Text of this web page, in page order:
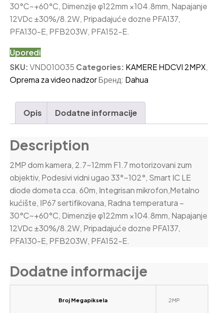
30°C~+60°C, Dimenzije φ122mm ×104.8mm, Napajanje
12VDc ±30%/8.2W, Pripadajuće dozne PFA137,
PFA130-E, PFB203W, PFA152-E.
Uporedi
SKU:VND010035 Categories: KAMERE HDCVI 2MPX,
Oprema za video nadzorБренд: Dahua
Opis Dodatne informacije
Description
2MP dom kamera, 2.7~12mm F1.7 motorizovani zum
objektiv, Podesivi vidni ugao 33°~102°, Smart IC LE
diode dometa cca. 60m, Integrisan mikrofon,Metalno
kućište, IP67 sertifikovana, Radna temperatura –
30°C~+60°C, Dimenzije φ122mm ×104.8mm, Napajanje
12VDc ±30%/8.2W, Pripadajuće dozne PFA137,
PFA130-E, PFB203W, PFA152-E.
Dodatne informacije
Broj Megapiksela 2MP